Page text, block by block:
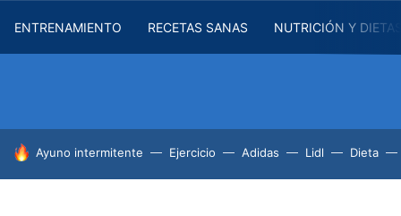
ENTRENAMIENTO RECETAS SANAS NUTRICIÓN Y
HOY SE HABLA DE
Ayuno intermitente Ejercicio Adidas Lidl Dieta